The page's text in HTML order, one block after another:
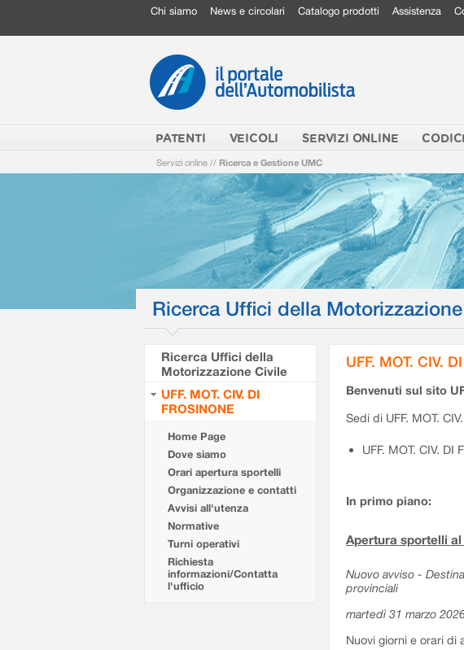
Chi siamo News e circolari Catalogo prodotti Assistenza
PATENTI VEICOLI SERVIZI ONLINE
Servizi online // Ricerca e Gestione UMC
Ricerca Uffici della
Ricerca Uffici della
Motorizzazione Civile
UFF. MOT. CIV. DI
FROSINONE
Home Page
Dove siamo
Orari apertura sportelli
Organizzazione e contatti
Avvisi all'utenza
Normative
Turni operativi
Richiesta
informazioni/Contatta
l'ufficio
UFF. MOT. CIV.
Benvenuti sul sito
Sedi di UFF. MOT.
UFF. MOT. CIV. DI
In primo piano:
Apertura sportelli
Nuovo avviso -
provinciali
martedì 31 marzo
Nuovi giorni e orari